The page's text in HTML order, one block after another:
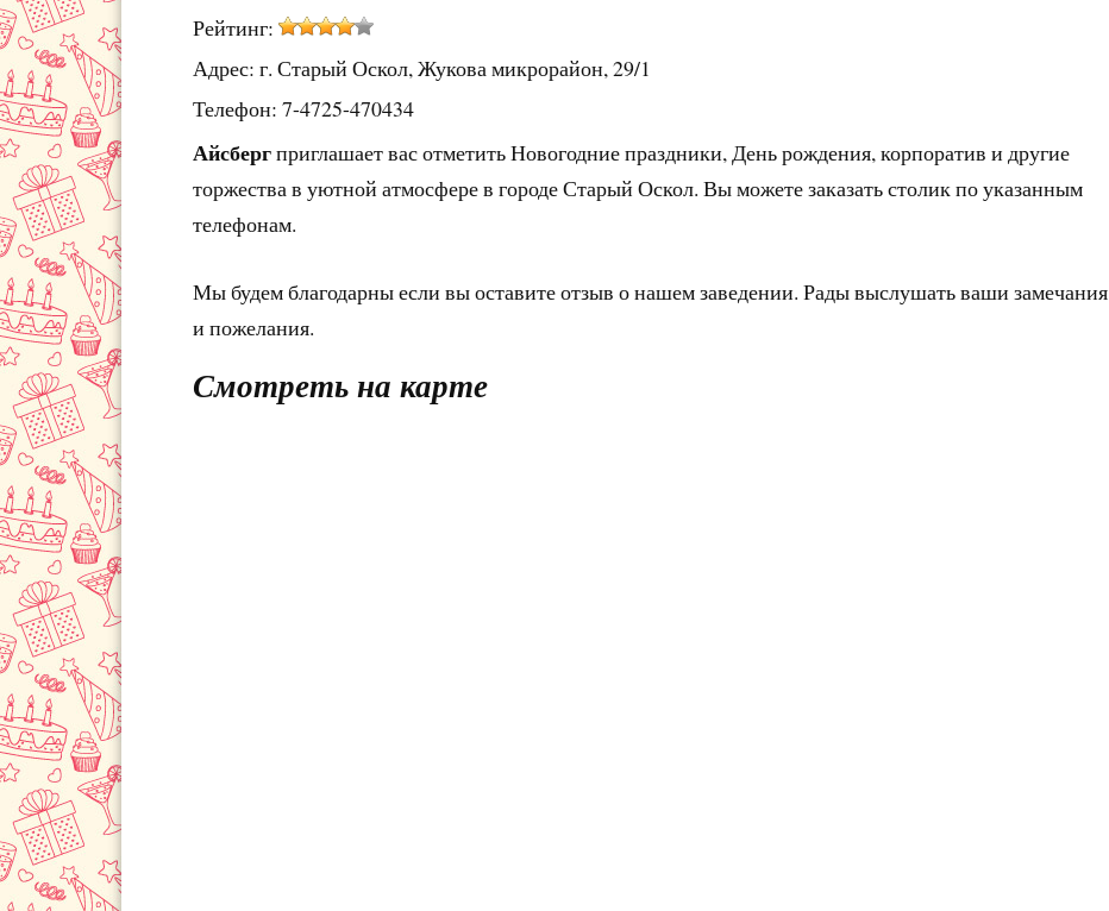
Рейтинг:
Адрес: г. Старый Оскол, Жукова микрорайон, 29/1
Телефон: 7-4725-470434
Айсбергприглашает вас отметить Новогодние праздники, День рождения, корпоратив и другие
торжества в уютной атмосфере в городе Старый Оскол. Вы можете заказать столик по указанным
телефонам.
Мы будем благодарны если вы оставите отзыв о нашем заведении. Рады выслушать ваши замечания
и пожелания.
Смотреть на карте